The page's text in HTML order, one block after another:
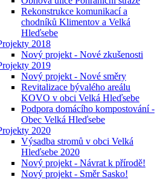
Rekonstrukce komunikací a
chodníků Klimentov a Velká
Hleďsebe
2018
Nový projekt - Nové zkušenosti
2019
Nový projekt - Nové směry
Revitalizace bývalého areálu
KOVO v obci Velká Hleďsebe
Podpora domácího kompostování -
Obec Velká Hleďsebe
2020
Výsadba stromů v obci Velká
Hleďsebe 2020
Nový projekt - Návrat k přírodě!
Nový projekt - Směr Sasko!